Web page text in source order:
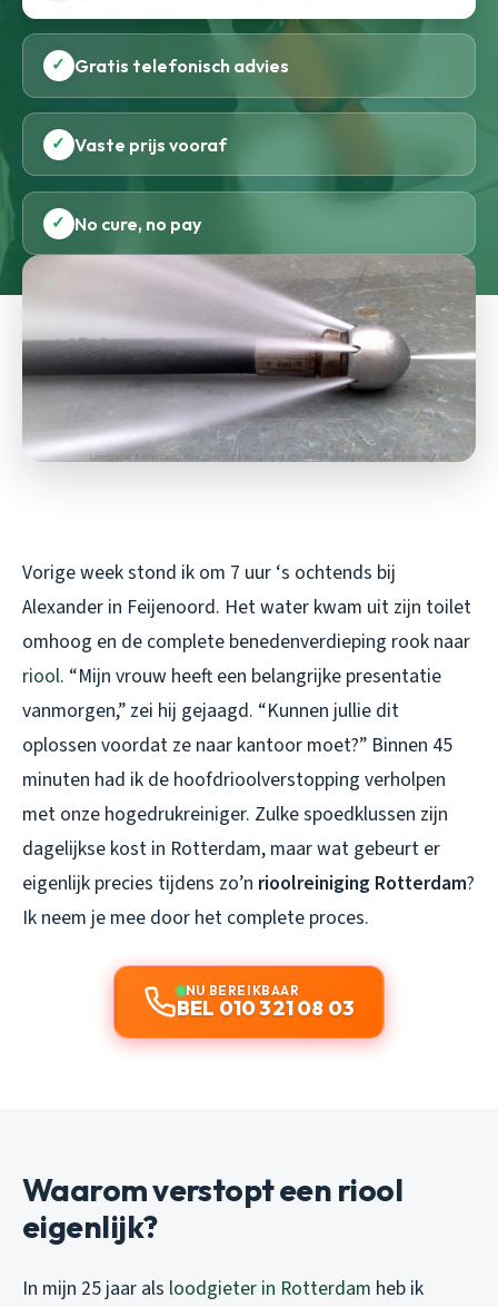
✓ Gratis telefonisch advies
✓ Vaste prijs vooraf
✓ No cure, no pay
Vorige week stond ik om 7 uur ‘s ochtends bij
Alexander in Feijenoord. Het water kwam uit zijn toilet
omhoog en de complete benedenverdieping rook naar
riool. “Mijn vrouw heeft een belangrijke presentatie
vanmorgen,” zei hij gejaagd. “Kunnen jullie dit
oplossen voordat ze naar kantoor moet?” Binnen 45
minuten had ik de hoofdrioolverstopping verholpen
met onze hogedrukreiniger. Zulke spoedklussen zijn
dagelijkse kost in Rotterdam, maar wat gebeurt er
eigenlijk precies tijdens zo’n rioolreiniging Rotterdam?
Ik neem je mee door het complete proces.
NU BEREIKBAAR
BEL 010 321 08 03
Waarom verstopt een riool
eigenlijk?
In mijn 25 jaar als loodgieter in Rotterdam heb ik